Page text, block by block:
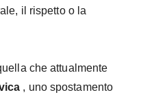
il rispetto o la
che attualmente
, uno spostamento